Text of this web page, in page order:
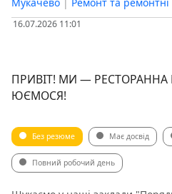
16.07.2026 11:01
ПРИВІТ! МИ —
ЮЄМОСЯ!
Без резюме Має досвід
Повний робочий день